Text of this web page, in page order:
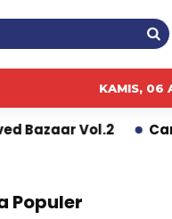
KAMIS, 06
Cara Tarik Tunai
Populer